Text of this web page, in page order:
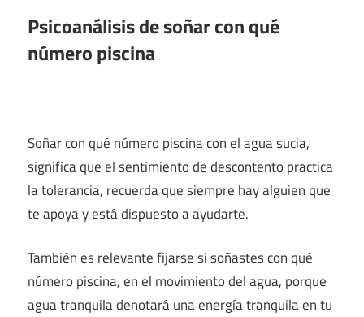
Psicoanálisis de soñar con qué
número piscina
Soñar con qué número piscina con el agua sucia,
significa que el sentimiento de descontento practica
la tolerancia, recuerda que siempre hay alguien que
te apoya y está dispuesto a ayudarte.
También es relevante fijarse si soñastes con qué
número piscina, en el movimiento del agua, porque
agua tranquila denotará una energía tranquila en tu